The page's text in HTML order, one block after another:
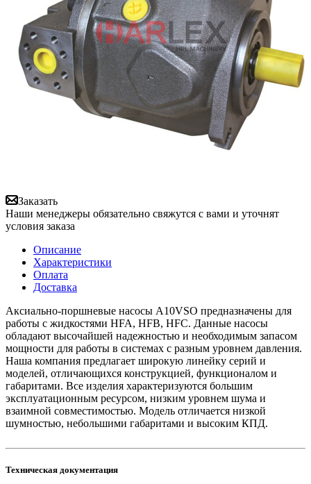
Заказать
Наши менеджеры обязательно свяжутся с вами и уточнят
условия заказа
Описание
Характеристики
Оплата
Доставка
Аксиально-поршневые насосы A10VSO предназначены для
работы с жидкостями HFA, HFB, HFC. Данные насосы
обладают высочайшей надежностью и необходимым запасом
мощности для работы в системах с разным уровнем давления.
Наша компания предлагает широкую линейку серий и
моделей, отличающихся конструкцией, функционалом и
габаритами. Все изделия характеризуются большим
эксплуатационным ресурсом, низким уровнем шума и
взаимной совместимостью. Модель отличается низкой
шумностью, небольшими габаритами и высоким КПД.
Техническая документация